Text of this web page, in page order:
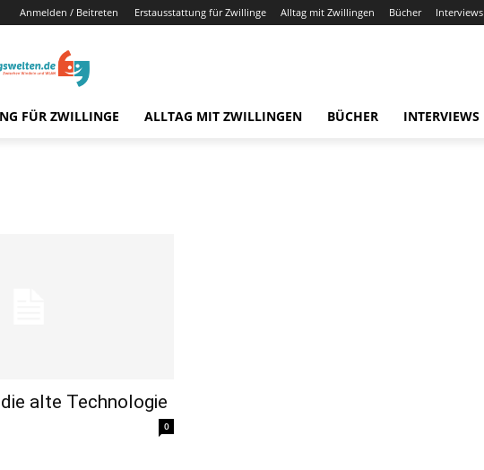
Anmelden / Beitreten Erstausstattung für Zwillinge Alltag mit Zwillingen Bücher Interviews
FÜR ZWILLINGE ALLTAG MIT ZWILLINGEN BÜCHER INTERVIEWS
alte Technologie
0